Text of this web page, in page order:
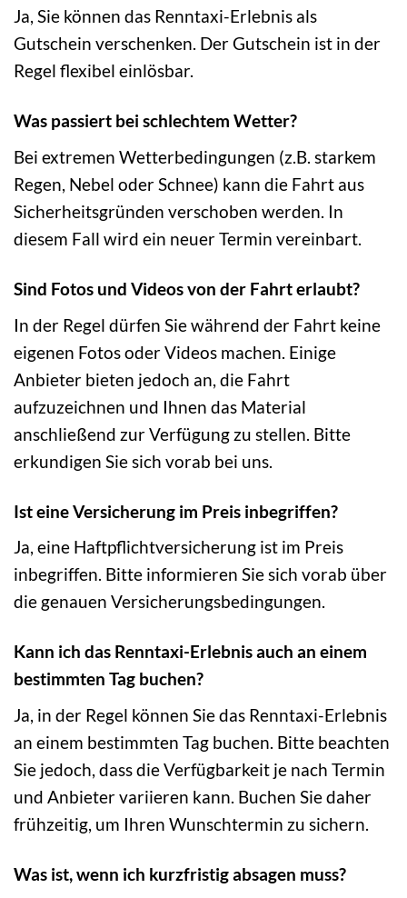
Ja, Sie können das Renntaxi-Erlebnis als
Gutschein verschenken. Der Gutschein ist in der
Regel flexibel einlösbar.
Was passiert bei schlechtem Wetter?
Bei extremen Wetterbedingungen (z.B. starkem
Regen, Nebel oder Schnee) kann die Fahrt aus
Sicherheitsgründen verschoben werden. In
diesem Fall wird ein neuer Termin vereinbart.
Sind Fotos und Videos von der Fahrt erlaubt?
In der Regel dürfen Sie während der Fahrt keine
eigenen Fotos oder Videos machen. Einige
Anbieter bieten jedoch an, die Fahrt
aufzuzeichnen und Ihnen das Material
anschließend zur Verfügung zu stellen. Bitte
erkundigen Sie sich vorab bei uns.
Ist eine Versicherung im Preis inbegriffen?
Ja, eine Haftpflichtversicherung ist im Preis
inbegriffen. Bitte informieren Sie sich vorab über
die genauen Versicherungsbedingungen.
Kann ich das Renntaxi-Erlebnis auch an einem
bestimmten Tag buchen?
Ja, in der Regel können Sie das Renntaxi-Erlebnis
an einem bestimmten Tag buchen. Bitte beachten
Sie jedoch, dass die Verfügbarkeit je nach Termin
und Anbieter variieren kann. Buchen Sie daher
frühzeitig, um Ihren Wunschtermin zu sichern.
Was ist, wenn ich kurzfristig absagen muss?